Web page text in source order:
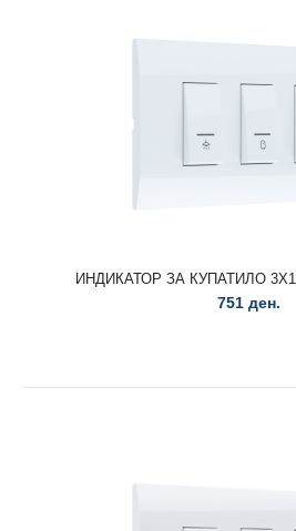
ДОЗНА 4M МОДУС
ИНДИКАТОР ЗА КУПАТИЛО
751 ден.